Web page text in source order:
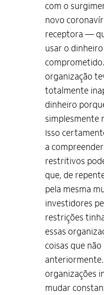
Alto Contraste
Termos de Uso e Política
Privacidade
com o
novo
receptora —
usar o
organização
totalmente
dinheiro
simplesmente
Isso
a
restritivos
que, de
pela mesma
investidores
restrições
essas
coisas que
organizações
mudar